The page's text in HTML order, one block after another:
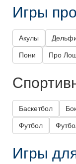
Игры
Акулы
Пони Про
Баскетбол
Футбол
Игры